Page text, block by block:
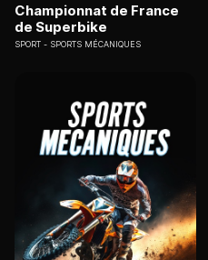
Championnat de France
de Superbike
SPORT SPORTS MÉCANIQUES